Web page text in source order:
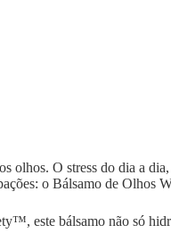
olhos. O stress do dia a
o Bálsamo de Olhos
este bálsamo não só